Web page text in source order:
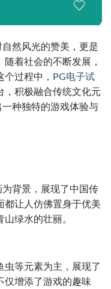
然风光的赞美，更是
着社会的不断发展，
过程中，
PG电子试
，积极融合传统文化元
一种独特的游戏体验与
为背景，展现了中国传
都让人仿佛置身于优美
绿水的壮丽。
虫等元素为主，展现了
仅增添了游戏的趣味